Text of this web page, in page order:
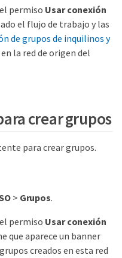
permiso Usar conexión
el flujo de trabajo y las
de grupos de inquilinos y
la red de origen del
crear grupos
para crear grupos.
> Grupos.
permiso Usar conexión
que aparece un banner
creados en esta red